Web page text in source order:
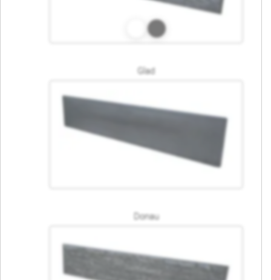
Glad
Donau